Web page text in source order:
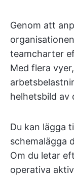
Genom att
teamcharter
Med flera
helhetsbild av
Du kan lägga
schemalägga
Om du letar
operativa